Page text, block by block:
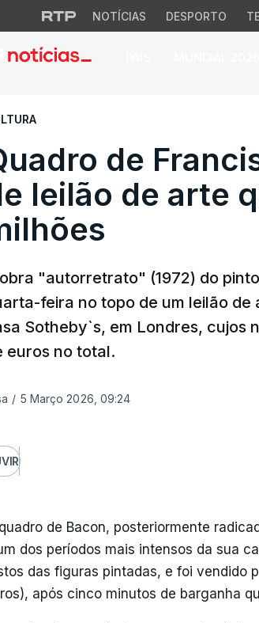
NOTÍCIAS DESPORTO
de
de
leilão de arte
"autorretrato" (1972) do
feira no topo de um leilão
Sotheby`s, em Londres, cujos
euros no total.
/ 5 Março 2026, 09:24
de Bacon, posteriormente
dos períodos mais intensos da sua
das figuras pintadas, e foi vendido
após cinco minutos de barganha